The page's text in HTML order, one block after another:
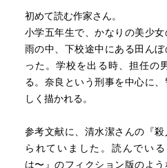
てを表に晒し出すことはできない
だけど、表にでてしまったら
ない。
被害者もまた〝もといた〟場所
それでも生きていかなくちゃ
人は自分と違うものを嫌悪し
ようとしたりする。結局、それ
初めて読む作家さん。
小学五年生で、かなりの美少
雨の中、下校途中にある田ん
った。学校を出る時、担任の
る。奈良という刑事を中心に
しく描かれる。
参考文献に、清水潔さんの『
られていました。読んでい
は〜』のフィクション版のよ